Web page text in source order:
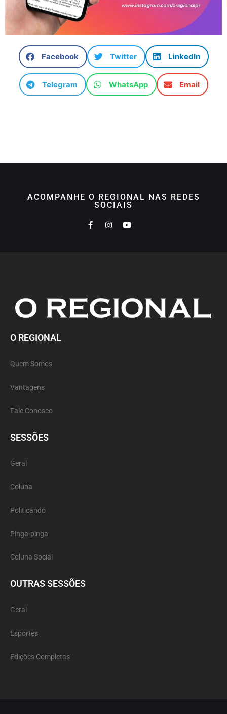
Facebook Twitter LinkedIn
Telegram WhatsApp Email
ACOMPANHE O REGIONAL NAS REDES
SOCIAIS
O REGIONAL
Quem Somos
Vantagens
Fale Conosco
SESSÕES
Geral
Coluna
Politicando
Pinga-pinga
Coluna Social
OUTRAS SESSÕES
Geral
Esportes
Edições Completas